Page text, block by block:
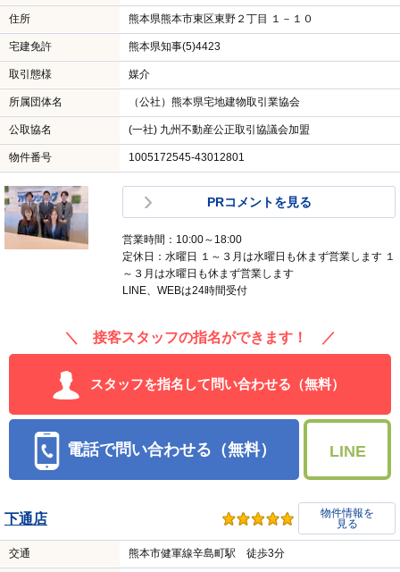
住所 熊本県熊本市東区東野２丁目 １－１０
宅建免許 熊本県知事(5)4423
取引態様 媒介
所属団体名 （公社）熊本県宅地建物取引業協会
公取協名 (一社) 九州不動産公正取引協議会加盟
物件番号 1005172545-43012801
PRコメントを見る
営業時間：10:00～18:00
定休日：水曜日 １～３月は水曜日も休まず営業します １
～３月は水曜日も休まず営業します
LINE、WEBは24時間受付
＼ 接客スタッフの指名ができます！ ／
スタッフを指名して問い合わせる（無料）
電話で問い合わせる（無料） LINE
下通店
物件情報を
見る
交通 熊本市健軍線辛島町駅 徒歩3分